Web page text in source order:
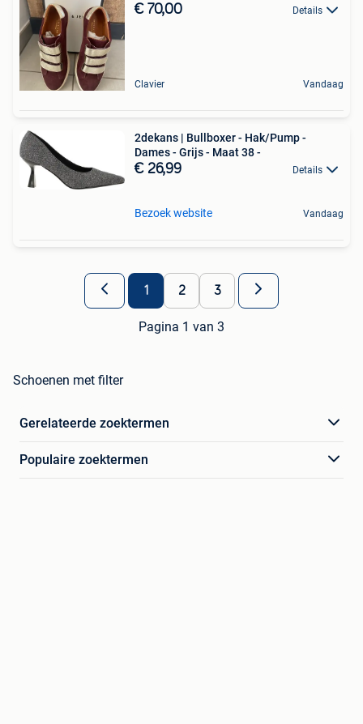
€ 70,00 Details
Clavier Vandaag
2dekans | Bullboxer - Hak/Pump -
Dames - Grijs - Maat 38 -
€ 26,99 Details
Bezoek website Vandaag
1 2 3
Pagina 1 van 3
Schoenen met filter
Gerelateerde zoektermen
Populaire zoektermen